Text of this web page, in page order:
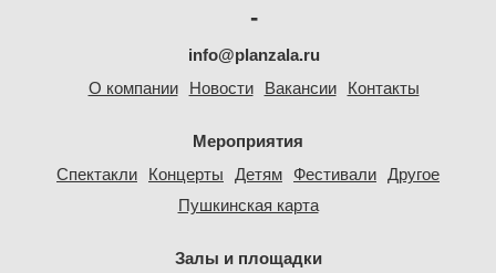
Мероприятия
Спектакли
Концерты Детям Фестивали Другое
Пушкинская карта
Залы и площадки
-
info@planzala.ru
О компании
Новости Вакансии Контакты